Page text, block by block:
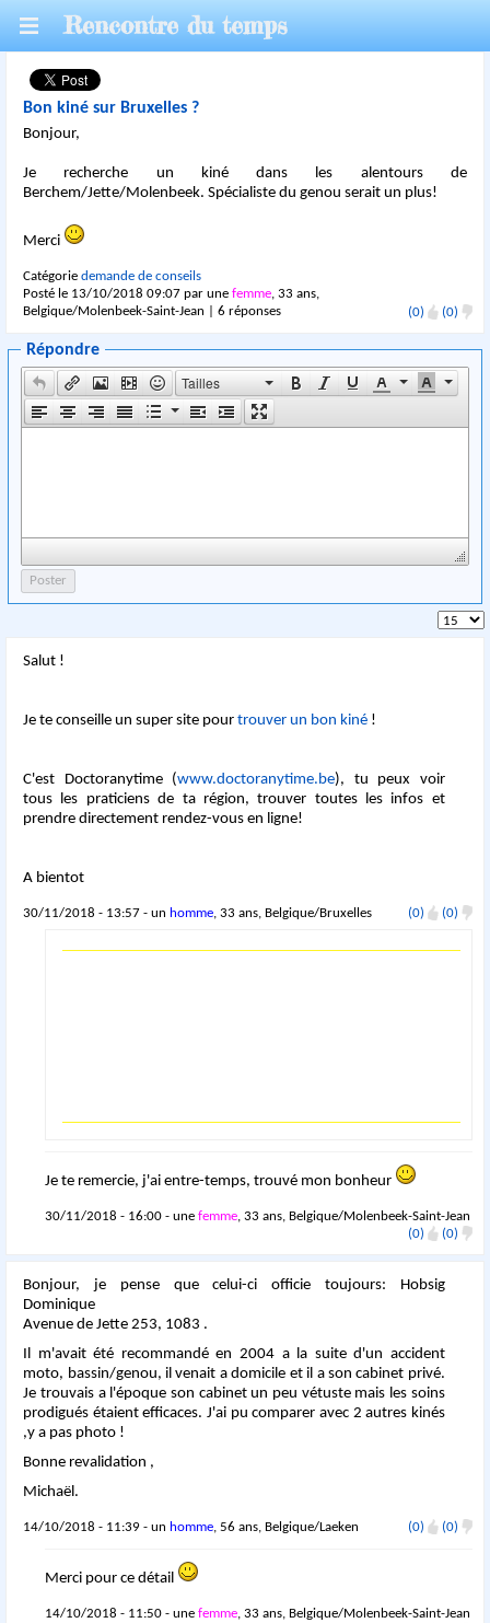
Rencontre du temps
Bon kiné sur Bruxelles ?
Bonjour,
Je recherche un kiné dans les alentours de
Berchem/Jette/Molenbeek. Spécialiste du genou serait un plus!
Merci
Catégoriedemande de conseils
Posté le 13/10/2018 09:07 par unefemme, 33 ans,
Belgique/Molenbeek-Saint-Jean | 6 réponses
(0) (0)
Répondre
Tailles
Salut !
Je te conseille un super site pour trouver un bon kiné !
C'est Doctoranytime (www.doctoranytime.be), tu peux voir
tous les praticiens de ta région, trouver toutes les infos et
prendre directement rendez-vous en ligne!
A bientot
30/11/2018 - 13:57 - un homme, 33 ans, Belgique/Bruxelles (0) (0)
Je te remercie, j'ai entre-temps, trouvé mon bonheur
30/11/2018 - 16:00 - unefemme, 33 ans, Belgique/Molenbeek-Saint-Jean
(0)
(0)
Bonjour, je pense que celui-ci officie toujours: Hobsig
Dominique
Avenue de Jette 253, 1083 .
Il m'avait été recommandé en 2004 a la suite d'un accident
moto, bassin/genou, il venait a domicile et il a son cabinet privé.
Je trouvais a l'époque son cabinet un peu vétuste mais les soins
prodigués étaient efficaces. J'ai pu comparer avec 2 autres kinés
,y a pas photo !
Bonne revalidation ,
Michaël.
14/10/2018 - 11:39 - un homme, 56 ans, Belgique/Laeken (0) (0)
Merci pour ce détail
14/10/2018 - 11:50 - unefemme, 33 ans, Belgique/Molenbeek-Saint-Jean